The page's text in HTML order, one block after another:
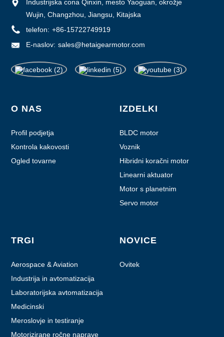
Industrijska cona Qinxin, mesto Yaoguan, okrožje
Wujin, Changzhou, Jiangsu, Kitajska
telefon: +86-15722749919
E-naslov: sales@hetaigearmotor.com
O NAS
Profil podjetja
Kontrola kakovosti
Ogled tovarne
IZDELKI
BLDC motor
Voznik
Hibridni koračni motor
Linearni aktuator
Motor s planetnim
menjalnikom
Servo motor
TRGI
Aerospace & Aviation
Industrija in avtomatizacija
Laboratorijska avtomatizacija
Medicinski
Meroslovje in testiranje
Motorizirane ročne naprave
NOVICE
Ovitek